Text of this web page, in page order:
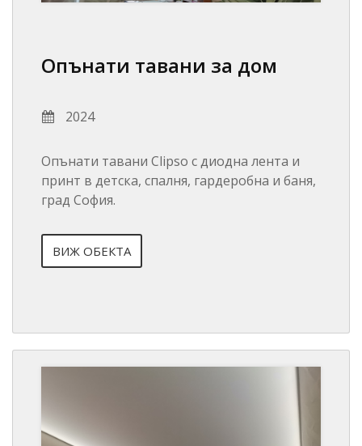
Опънати тавани за дом
2024
Опънати тавани Clipso с диодна лента и
принт в детска, спалня, гардеробна и баня,
град София.
ВИЖ ОБЕКТА